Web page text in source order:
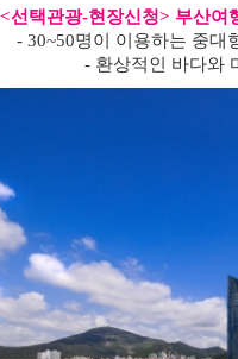
<선택관광-현장신청> 부산여
- 30~50명이 이용하는 중대
- 환상적인 바다와